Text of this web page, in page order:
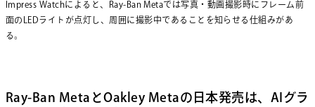
Impress Watchによると、Ray-Ban Metaでは写真・動画撮影時にフレーム前
面のLEDライトが点灯し、周囲に撮影中であることを知らせる仕組みがあ
る。
Ray-Ban MetaとOakley Metaの日本発売は、AIグラ